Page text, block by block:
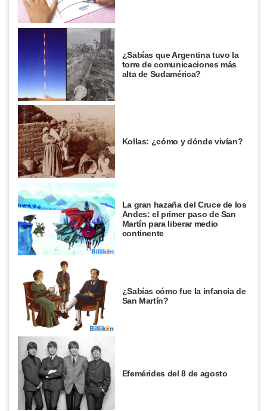
¿Sabías que Argentina tuvo la
torre de comunicaciones más
alta de Sudamérica?
Kollas: ¿cómo y dónde vivían?
La gran hazaña del Cruce de los
Andes: el primer paso de San
Martín para liberar medio
continente
¿Sabías cómo fue la infancia de
San Martín?
Efemérides del 8 de agosto